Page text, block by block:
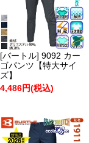
[バートル] 9092 カー
ゴパンツ【特大サイ
ズ】
4,486円(税込)